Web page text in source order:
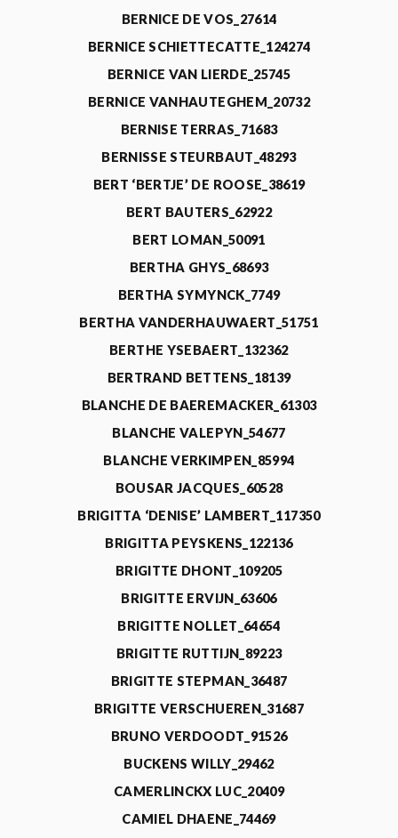
BERNICE DE VOS_27614
BERNICE SCHIETTECATTE_124274
BERNICE VAN LIERDE_25745
BERNICE VANHAUTEGHEM_20732
BERNISE TERRAS_71683
BERNISSE STEURBAUT_48293
BERT ‘BERTJE’ DE ROOSE_38619
BERT BAUTERS_62922
BERT LOMAN_50091
BERTHA GHYS_68693
BERTHA SYMYNCK_7749
BERTHA VANDERHAUWAERT_51751
BERTHE YSEBAERT_132362
BERTRAND BETTENS_18139
BLANCHE DE BAEREMACKER_61303
BLANCHE VALEPYN_54677
BLANCHE VERKIMPEN_85994
BOUSAR JACQUES_60528
BRIGITTA ‘DENISE’ LAMBERT_117350
BRIGITTA PEYSKENS_122136
BRIGITTE DHONT_109205
BRIGITTE ERVIJN_63606
BRIGITTE NOLLET_64654
BRIGITTE RUTTIJN_89223
BRIGITTE STEPMAN_36487
BRIGITTE VERSCHUEREN_31687
BRUNO VERDOODT_91526
BUCKENS WILLY_29462
CAMERLINCKX LUC_20409
CAMIEL DHAENE_74469